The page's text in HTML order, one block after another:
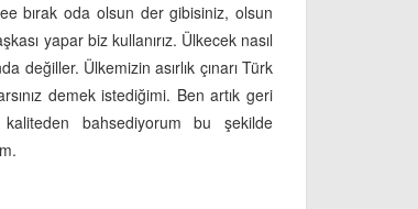
bırak oda olsun der gibisiniz, olsun
yapar biz kullanırız. Ülkecek nasıl
değiller. Ülkemizin asırlık çınarı Türk
demek istediğimi. Ben artık geri
bahsediyorum bu şekilde